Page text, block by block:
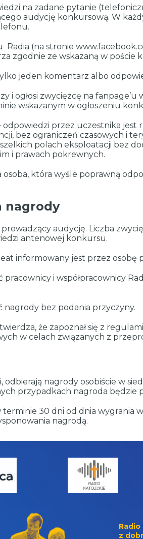
na zadane pytanie
audycję konkursową. W
(na stronie
zgodnie ze wskazaną w poście
jeden komentarz albo
i ogłosi zwycięzcę na
wskazanym w ogłoszeniu
przez uczestnika
bez ograniczeń czasowych i
polach eksploatacji bez
i prawach pokrewnych.
osoba, która wyśle poprawną
nagrody
audycję. Liczba
antenowej konkursu.
informowany jest przez osobę
i współpracownicy
nagrody bez podania przyczyny.
że zapoznał się z
w celach związanych z
odbierają nagrody osobiście w
przypadkach nagroda będzie
30 dni od dnia wygrania
nagrodą.
z